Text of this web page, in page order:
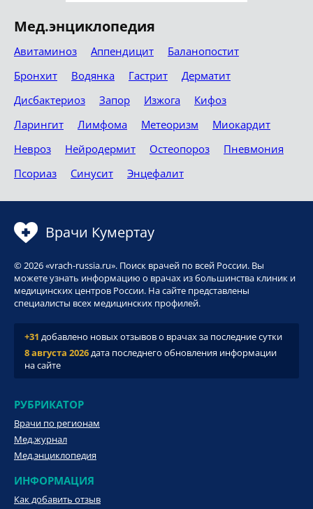
Мед.энциклопедия
Авитаминоз Аппендицит
Баланопостит
Бронхит
Водянка Гастрит
Дерматит
Дисбактериоз
Запор Изжога
Кифоз
Ларингит
Лимфома Метеоризм
Миокардит
Невроз
Нейродермит Остеопороз
Пневмония
Псориаз
Синусит Энцефалит
Врачи Кумертау
© 2026 «vrach-russia.ru». Поиск врачей по всей России. Вы
можете узнать информацию о врачах из большинства клиник и
медицинских центров России. На сайте представлены
специалисты всех медицинских профилей.
+31 добавлено новых отзывов о врачах за последние сутки
8 августа 2026дата последнего обновления информации
на сайте
РУБРИКАТОР
Врачи по регионам
Мед.журнал
Мед.энциклопедия
ИНФОРМАЦИЯ
Как добавить отзыв